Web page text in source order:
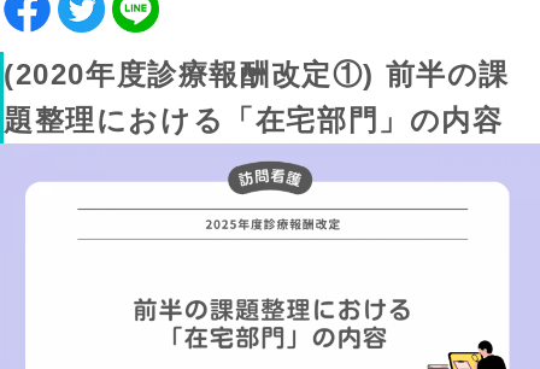
(2020年度診療報酬改定①) 前半の課
題整理における「在宅部門」の内容